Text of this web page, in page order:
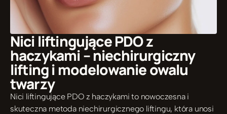
Nici liftingujące PDO z
haczykami – niechirurgiczny
lifting i modelowanie owalu
twarzy
Nici liftingujące PDO z haczykami to nowoczesna i
skuteczna metoda niechirurgicznego liftingu, która unosi